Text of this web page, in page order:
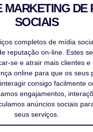
MARKETING DE
SOCIAIS
completos de mídia
reputação on-line. Estes
se e atrair mais clientes e
online para que os seus
consigo facilmente
engajamentos,
anúncios sociais
seus serviços.